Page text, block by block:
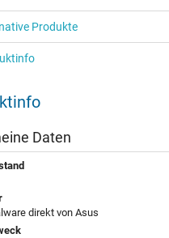
Produkte
Daten
direkt von Asus